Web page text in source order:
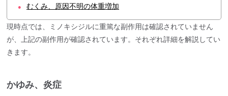
●
むくみ、原因不明の体重増加
現時点では、ミノキシジルに重篤な副作用は確認されていません
が、上記の副作用が確認されています。それぞれ詳細を解説してい
きます。
かゆみ、炎症